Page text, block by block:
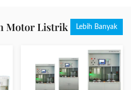
Motor Listrik Lebih Banyak